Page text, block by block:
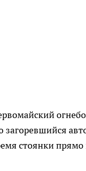
стоянки